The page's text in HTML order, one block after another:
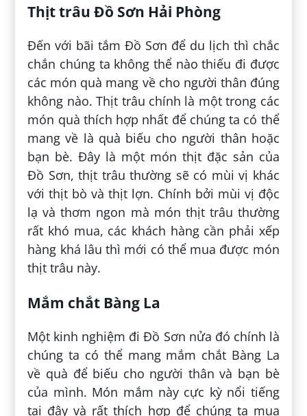
Thịt trâu Đồ Sơn Hải Phòng
Đến với bãi tắm Đồ Sơn để du lịch thì chắc
chắn chúng ta không thể nào thiếu đi được
các món quà mang về cho người thân đúng
không nào. Thịt trâu chính là một trong các
món quà thích hợp nhất để chúng ta có thể
mang về là quà biếu cho người thân hoặc
bạn bè. Đây là một món thịt đặc sản của
Đồ Sơn, thịt trâu thường sẽ có mùi vị khác
với thịt bò và thịt lợn. Chính bởi mùi vị độc
lạ và thơm ngon mà món thịt trâu thường
rất khó mua, các khách hàng cần phải xếp
hàng khá lâu thì mới có thể mua được món
thịt trâu này.
Mắm chắt Bàng La
Một kinh nghiệm đi Đồ Sơn nửa đó chính là
chúng ta có thể mang mắm chắt Bàng La
về quà để biếu cho người thân và bạn bè
của mình. Món mắm này cực kỳ nổi tiếng
tại đây và rất thích hợp để chúng ta mua